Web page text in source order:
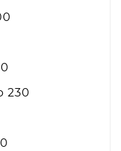
230